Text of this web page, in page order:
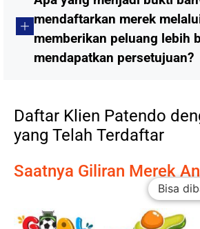
mendaftarkan merek
memberikan peluang lebih
mendapatkan persetujuan?
Daftar Klien Patendo
yang Telah Terdaftar
Saatnya Giliran Merek
Bisa